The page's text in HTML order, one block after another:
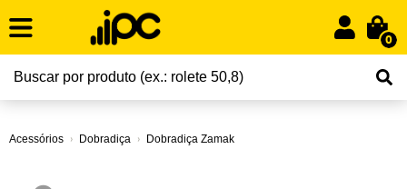
0
Acessórios Dobradiça Dobradiça Zamak